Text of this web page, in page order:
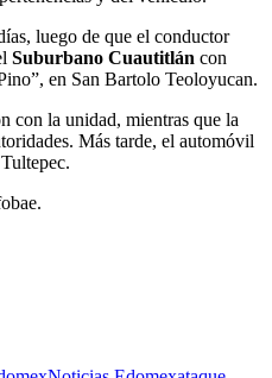
luego de que el conductor
Suburbano Cuautitlán con
en San Bartolo Teoloyucan.
con la unidad, mientras que la
Más tarde, el automóvil